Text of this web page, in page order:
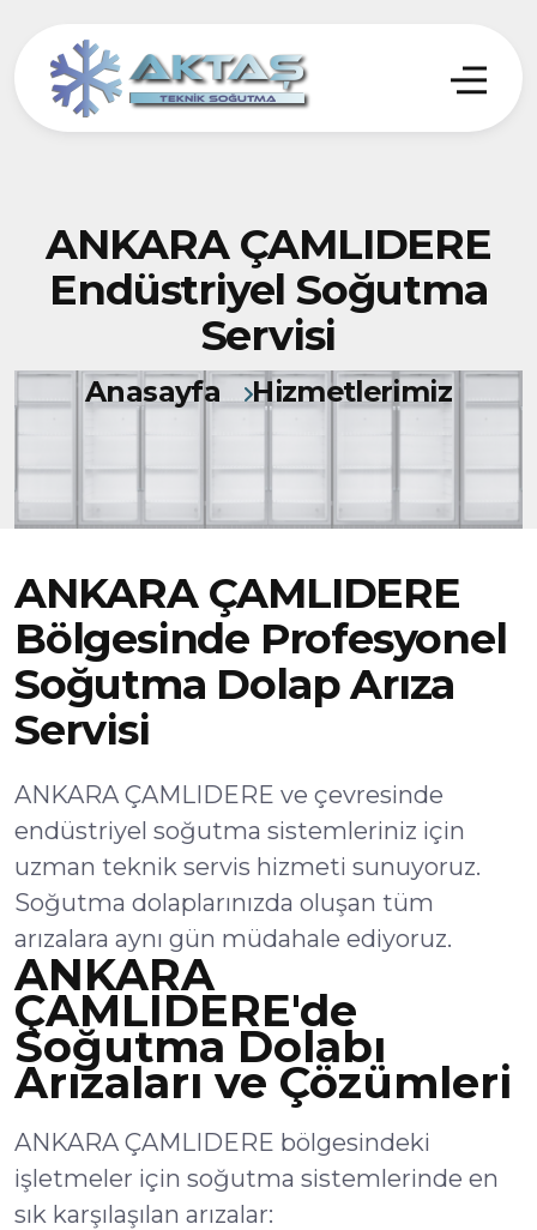
ANKARA ÇAMLIDERE
Endüstriyel Soğutma
Servisi
Anasayfa Hizmetlerimiz
ANKARA ÇAMLIDERE
Bölgesinde Profesyonel
Soğutma Dolap Arıza
Servisi
ANKARA ÇAMLIDERE ve çevresinde
endüstriyel soğutma sistemleriniz için
uzman teknik servis hizmeti sunuyoruz.
Soğutma dolaplarınızda oluşan tüm
arızalara aynı gün müdahale ediyoruz.
ANKARA
ÇAMLIDERE'de
Soğutma Dolabı
Arızaları ve Çözümleri
ANKARA ÇAMLIDERE bölgesindeki
işletmeler için soğutma sistemlerinde en
sık karşılaşılan arızalar: